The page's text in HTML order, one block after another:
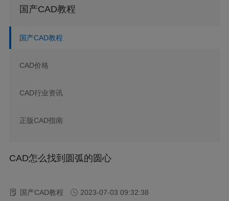
国产CAD教程
国产CAD教程
CAD价格
CAD行业资讯
正版CAD指南
CAD怎么找到圆弧的圆心
国产CAD教程
2023-07-03 09:32:38